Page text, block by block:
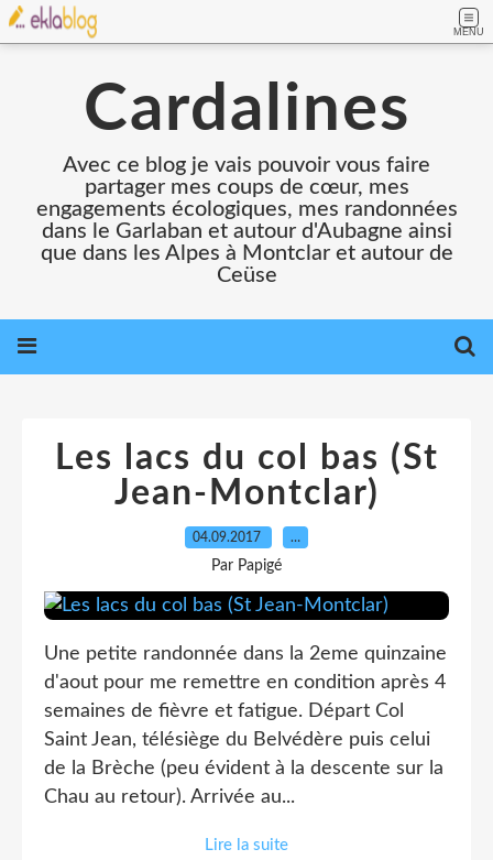
MENU
Cardalines
Avec ce blog je vais pouvoir vous faire
partager mes coups de cœur, mes
engagements écologiques, mes randonnées
dans le Garlaban et autour d'Aubagne ainsi
que dans les Alpes à Montclar et autour de
Ceüse
Les lacs du col bas (St
Jean-Montclar)
04.09.2017 …
Par Papigé
Une petite randonnée dans la 2eme quinzaine
d'aout pour me remettre en condition après 4
semaines de fièvre et fatigue. Départ Col
Saint Jean, télésiège du Belvédère puis celui
de la Brèche (peu évident à la descente sur la
Chau au retour). Arrivée au...
Lire la suite